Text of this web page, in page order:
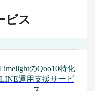
ビス
のQoo10特化
LINE運用支援サービ